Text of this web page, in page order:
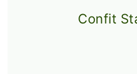
Confit